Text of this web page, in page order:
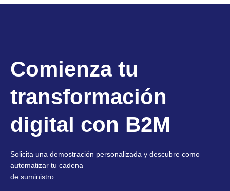
Comienza tu
transformación
digital con B2M
Solicita una demostración personalizada y descubre como
automatizar tu cadena
de suministro